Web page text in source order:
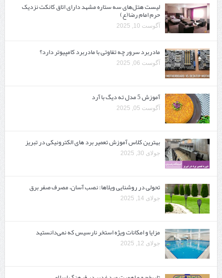
لیست هتل‌های سه ستاره مشهد دارای اتاق کانکت نزدیک
حرم امام رضا(ع)
آگوست 10, 2025
مادربرد سرور چه تفاوتی با مادربرد کامپیوتر دارد؟
آگوست 06, 2025
آموزش 5 مدل ته دیگ با آرد
آگوست 05, 2025
بهترین کلاس آموزش تعمیر برد های الکترونیکی در تبریز
جولای 30, 2025
تحولی در روشنایی ویلاها: نصب آسان، مصرف صفر برق
جولای 14, 2025
مزایا و امکانات ویژه استخر نارسیس که نمی‌دانستید
جولای 12, 2025